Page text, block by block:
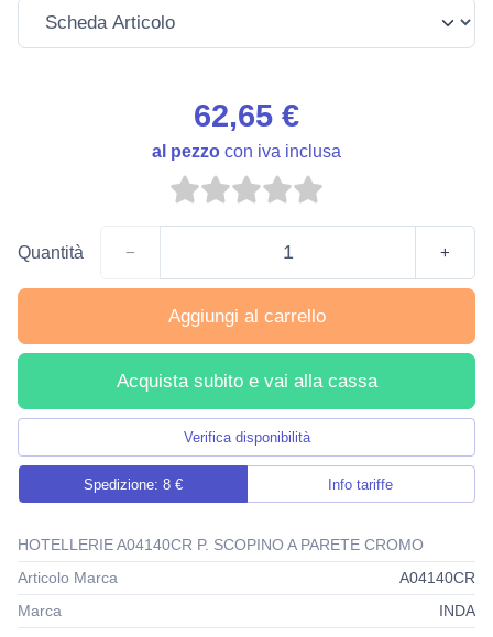
62,65 €
al pezzo con iva inclusa
Quantità − +
Aggiungi al carrello
Acquista subito e vai alla cassa
Verifica disponibilità
Spedizione: 8 € Info tariffe
HOTELLERIE A04140CR P. SCOPINO A PARETE CROMO
Articolo Marca
A04140CR
Marca
INDA